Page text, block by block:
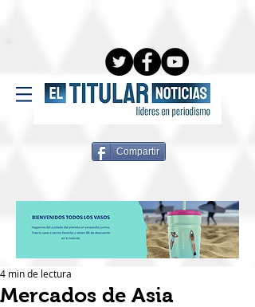
Compartir
Mercados de Asia
4 min de lectura